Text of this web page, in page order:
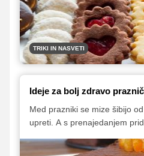
vrst testa, iz katerih lahko
piškote – od linških rožic in
rogljičkov ter krhkih maslenih
v ustih.
TRIKI IN NASVETI
Ideje za bolj zdravo
Med prazniki se mize šibijo
upreti. A s prenajedanjem
Preberite, kako lahko ob